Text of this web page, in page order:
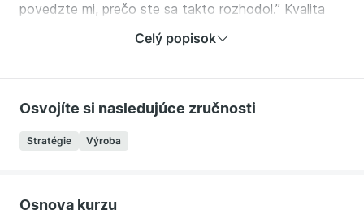
povedzte mi, prečo ste sa takto rozhodol.” Kvalita
totiž nejde vyrobiť, ale ide naplánovať, riadiť a
Chcete malý vhľad do tohto remesla? Prosím,
vstúpte.
V kurze sa naučíte:
Uvažovanie kvalitára
Celý popisok
Osvojíte si nasledujúce zručnosti
Stratégie Výroba
Osnova kurzu